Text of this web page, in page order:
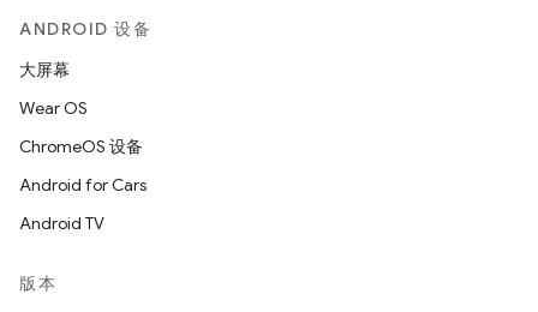
ANDROID 设备
大屏幕
Wear OS
ChromeOS 设备
Android for Cars
Android TV
版本